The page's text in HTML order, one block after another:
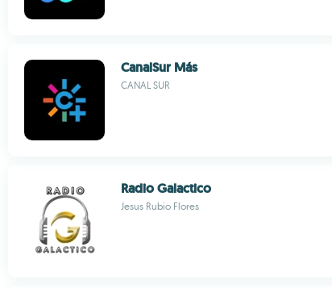
CanalSur Más
CANAL SUR
Radio Galactico
Jesus Rubio Flores